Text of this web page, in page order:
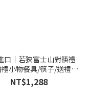
口｜若狹富士山對筷禮
小物餐具/筷子/送禮小
物】
NT$1,288